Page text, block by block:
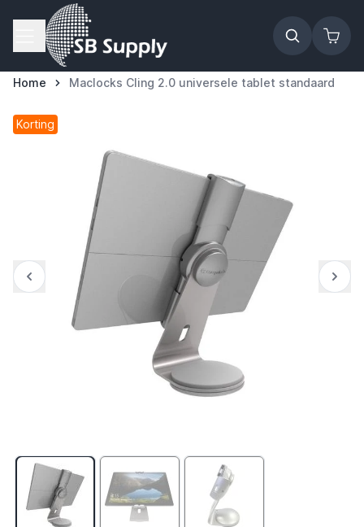
Ga naar de inhoud
Home Maclocks Cling 2.0 universele tablet standaard
Korting